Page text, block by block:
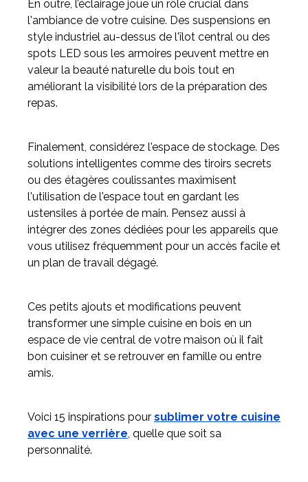
En outre, l’éclairage joue un rôle crucial dans
l'ambiance de votre cuisine. Des suspensions en
style industriel au-dessus de l'îlot central ou des
spots LED sous les armoires peuvent mettre en
valeur la beauté naturelle du bois tout en
améliorant la visibilité lors de la préparation des
repas.
Finalement, considérez l'espace de stockage. Des
solutions intelligentes comme des tiroirs secrets
ou des étagères coulissantes maximisent
l'utilisation de l'espace tout en gardant les
ustensiles à portée de main. Pensez aussi à
intégrer des zones dédiées pour les appareils que
vous utilisez fréquemment pour un accès facile et
un plan de travail dégagé.
Ces petits ajouts et modifications peuvent
transformer une simple cuisine en bois en un
espace de vie central de votre maison où il fait
bon cuisiner et se retrouver en famille ou entre
amis.
Voici 15 inspirations pour sublimer votre cuisine
avec une verrière, quelle que soit sa
personnalité.